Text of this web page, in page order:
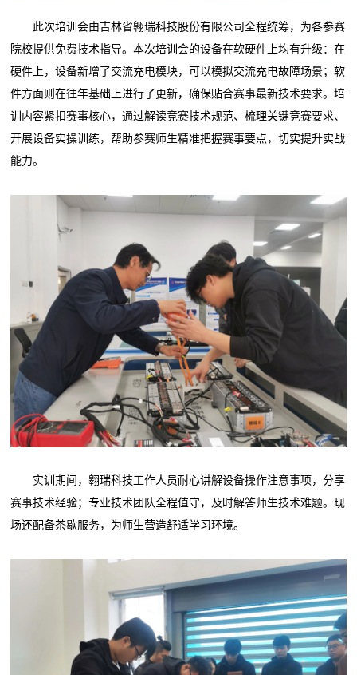
此次培训会由吉林省翱瑞科技股份有限公司全程统筹，为各参赛
院校提供免费技术指导。本次培训会的设备在软硬件上均有升级：在
硬件上，设备新增了交流充电模块，可以模拟交流充电故障场景；软
件方面则在往年基础上进行了更新，确保贴合赛事最新技术要求。培
训内容紧扣赛事核心，通过解读竞赛技术规范、梳理关键竞赛要求、
开展设备实操训练，帮助参赛师生精准把握赛事要点，切实提升实战
能力。
实训期间，翱瑞科技工作人员耐心讲解设备操作注意事项，分享
赛事技术经验；专业技术团队全程值守，及时解答师生技术难题。现
场还配备茶歇服务，为师生营造舒适学习环境。